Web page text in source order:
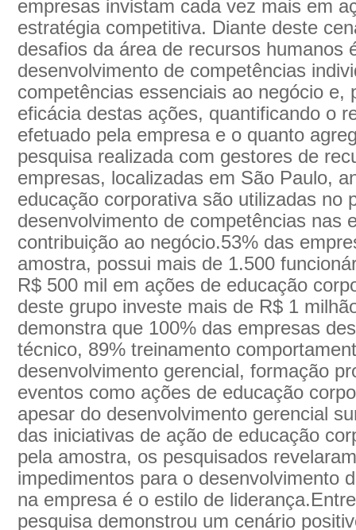
empresas invistam cada vez mais em
estratégia competitiva. Diante deste
desafios da área de recursos humanos
desenvolvimento de competências
competências essenciais ao negócio e,
eficácia destas ações, quantificando o
efetuado pela empresa e o quanto
pesquisa realizada com gestores de
empresas, localizadas em São Paulo,
educação corporativa são utilizadas no
desenvolvimento de competências nas
contribuição ao negócio.53% das
amostra, possui mais de 1.500
R$ 500 mil em ações de educação
deste grupo investe mais de R$ 1
demonstra que 100% das empresas
técnico, 89% treinamento
desenvolvimento gerencial, formação
eventos como ações de educação
apesar do desenvolvimento gerencial
das iniciativas de ação de educação
pela amostra, os pesquisados
impedimentos para o desenvolvimento
na empresa é o estilo de
pesquisa demonstrou um cenário